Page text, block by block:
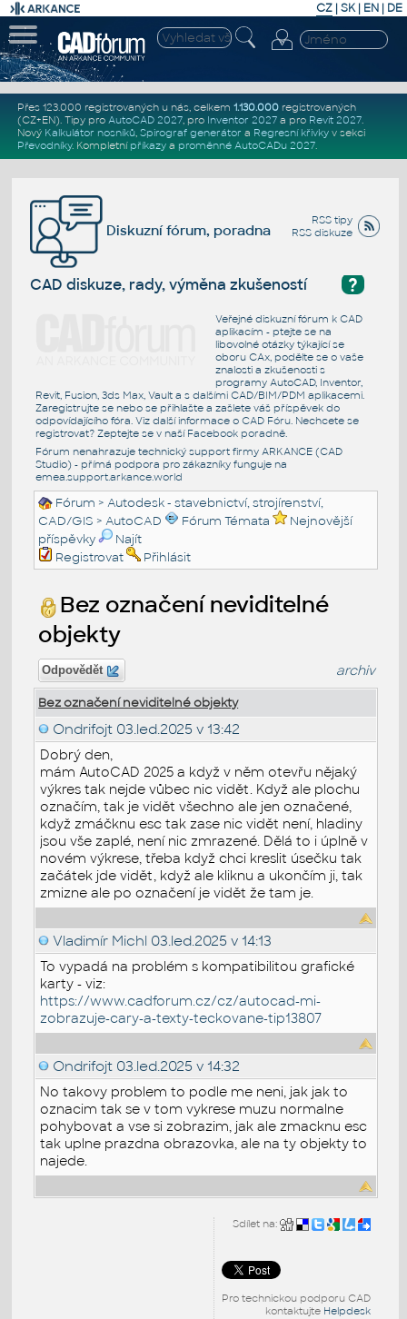
CZ | SK| EN | DE
Přes 123.000 registrovaných u nás, celkem 1.130.000registrovaných
(CZ+EN). Tipy pro AutoCAD 2027, pro Inventor 2027a pro Revit 2027.
Nový Kalkulátor nosníků, Spirograf generátor a Regresní křivkyv sekci
Převodníky. Kompletní příkazya proměnné AutoCADu 2027.
RSS tipy
RSS diskuze
Diskuzní fórum, poradna
?
CAD diskuze, rady, výměna zkušeností
Veřejné diskuzní fórum k CAD
aplikacím - ptejte se na
libovolné otázky týkající se
oboru CAx, podělte se o vaše
znalosti a zkušenosti s
programy AutoCAD, Inventor,
Revit, Fusion, 3ds Max, Vault a s dalšími CAD/BIM/PDM aplikacemi.
Zaregistrujte se nebo se přihlašte a zašlete váš příspěvek do
odpovídajícího fóra. Viz další informace o CAD Fóru. Nechcete se
registrovat? Zeptejte se v naší Facebook poradně.
Fórum nenahrazuje technický support firmy ARKANCE (CAD
Studio) - přímá podpora pro zákazníky funguje na
emea.support.arkance.world
Fórum >Autodesk - stavebnictví, strojírenství,
CAD/GIS >AutoCAD Fórum Témata
Nejnovější
příspěvky
Najít
Registrovat
Přihlásit
Bez označení neviditelné
objekty
Odpovědět archiv
Bez označení neviditelné objekty
Ondrifojt 03.led.2025 v 13:42
Dobrý den,
mám AutoCAD 2025 a když v něm otevřu nějaký
výkres tak nejde vůbec nic vidět. Když ale plochu
označím, tak je vidět všechno ale jen označené,
když zmáčknu esc tak zase nic vidět není, hladiny
jsou vše zaplé, není nic zmrazené. Dělá to i úplně v
novém výkrese, třeba když chci kreslit úsečku tak
začátek jde vidět, když ale kliknu a ukončím ji, tak
zmizne ale po označení je vidět že tam je.
Vladimír Michl 03.led.2025 v 14:13
To vypadá na problém s kompatibilitou grafické
karty - viz:
https://www.cadforum.cz/cz/autocad-mi-
zobrazuje-cary-a-texty-teckovane-tip13807
Ondrifojt 03.led.2025 v 14:32
No takovy problem to podle me neni, jak jak to
oznacim tak se v tom vykrese muzu normalne
pohybovat a vse si zobrazim, jak ale zmacknu esc
tak uplne prazdna obrazovka, ale na ty objekty to
najede.
Sdílet na:
Pro technickou podporu CAD
kontaktujte Helpdesk